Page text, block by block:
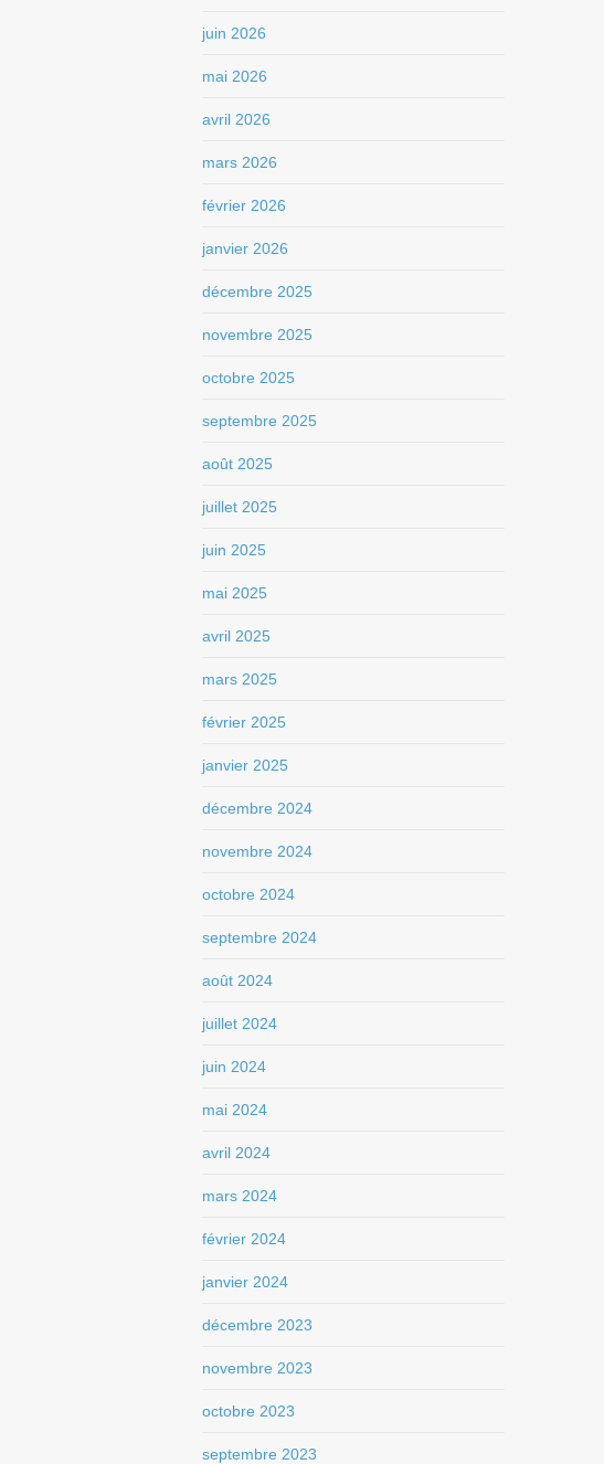
juin 2026
mai 2026
avril 2026
mars 2026
février 2026
janvier 2026
décembre 2025
novembre 2025
octobre 2025
septembre 2025
août 2025
juillet 2025
juin 2025
mai 2025
avril 2025
mars 2025
février 2025
janvier 2025
décembre 2024
novembre 2024
octobre 2024
septembre 2024
août 2024
juillet 2024
juin 2024
mai 2024
avril 2024
mars 2024
février 2024
janvier 2024
décembre 2023
novembre 2023
octobre 2023
septembre 2023